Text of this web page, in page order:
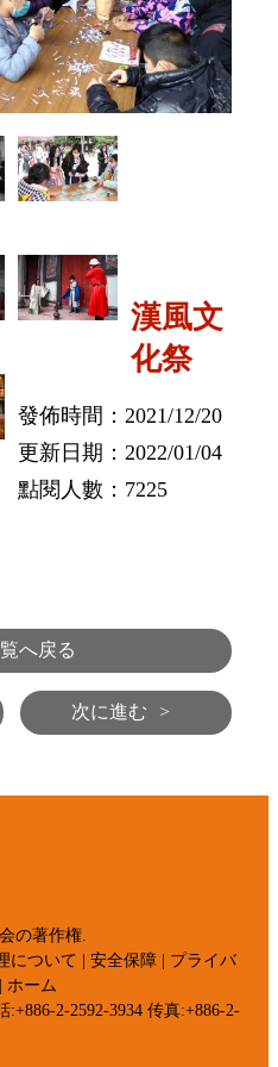
漢風文
化祭
發佈時間：2021/12/20
更新日期：2022/01/04
點閱人數：7225
へ戻る
次に進む >
の著作権.
について | 安全保障| プライバ
ホーム
2-2592-3934 传真:+886-2-